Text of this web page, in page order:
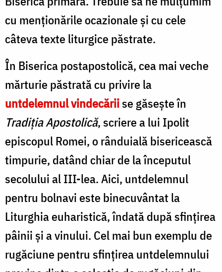
cu menționările ocazionale și cu cele
câteva texte liturgice păstrate.
În Biserica postapostolică, cea mai veche
mărturie păstrată cu privire la
untdelemnul vindecăriise găsește în
TradițiaApostolică, scriere a lui Ipolit
episcopul Romei, o rânduială bisericească
timpurie, datând chiar de la începutul
secolului al III-lea. Aici, untdelemnul
pentru bolnavi este binecuvântat la
Liturghia euharistică, îndată după sfințirea
pâinii și a vinului. Cel mai bun exemplu de
rugăciune pentru sfințirea untdelemnului